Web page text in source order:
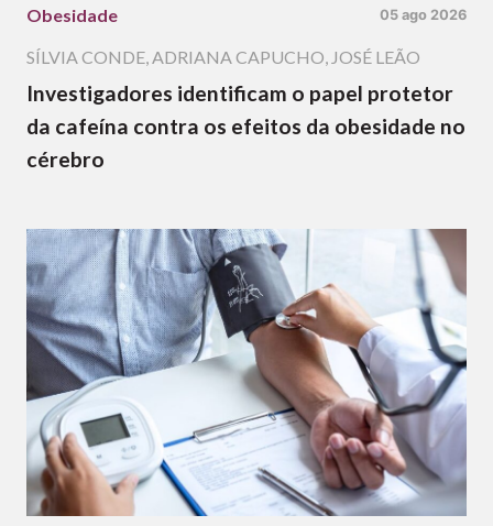
Obesidade 05 ago 2026
SÍLVIA CONDE,ADRIANA CAPUCHO, JOSÉ LEÃO
Investigadores identificam o papel protetor
da cafeína contra os efeitos da obesidade no
cérebro